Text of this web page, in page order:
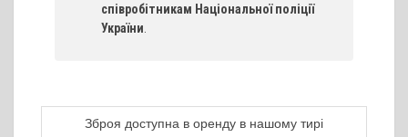
співробітникам Національної поліції
України
Зброя доступна в оренду в нашому тирі